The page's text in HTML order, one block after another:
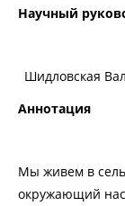
Научный
Шидловская
Аннотация
Мы живем в
окружающий